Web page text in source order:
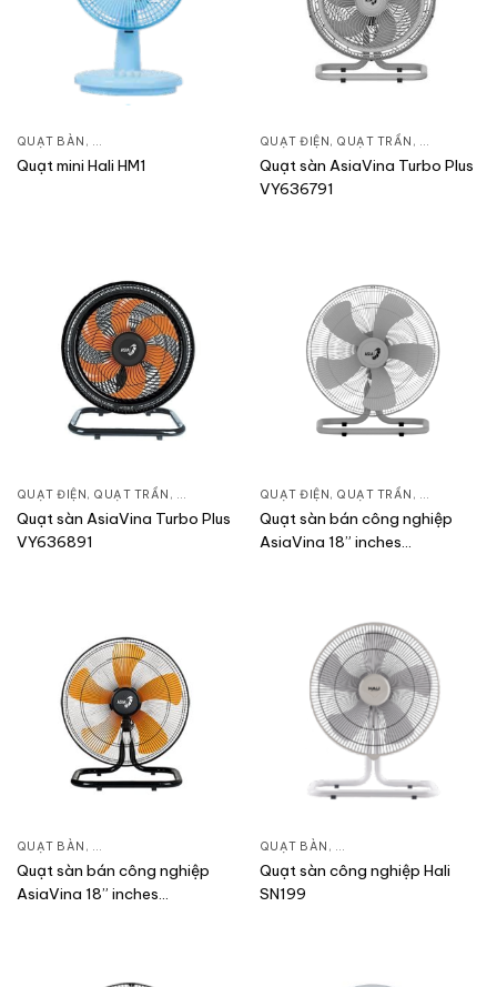
QUẠT BÀN , QUẠT ĐIỆN, QUẠT TRẦN
Quạt mini Hali HM1
QUẠT ĐIỆN, QUẠT TRẦN , QUẠT BÀN
Quạt sàn AsiaVina Turbo Plus
VY636791
QUẠT ĐIỆN, QUẠT TRẦN ,
Quạt sàn AsiaVina Turbo Plus
VY636891
QUẠT ĐIỆN, QUẠT TRẦN ,
Quạt sàn bán công nghiệp
AsiaVina 18” inches
QUẠT BÀN , QUẠT ĐIỆN, QUẠT TRẦN
Quạt sàn bán công nghiệp
AsiaVina 18” inches
QUẠT BÀN , QUẠT ĐIỆN, QUẠT TRẦN
Quạt sàn công nghiệp Hali
SN199